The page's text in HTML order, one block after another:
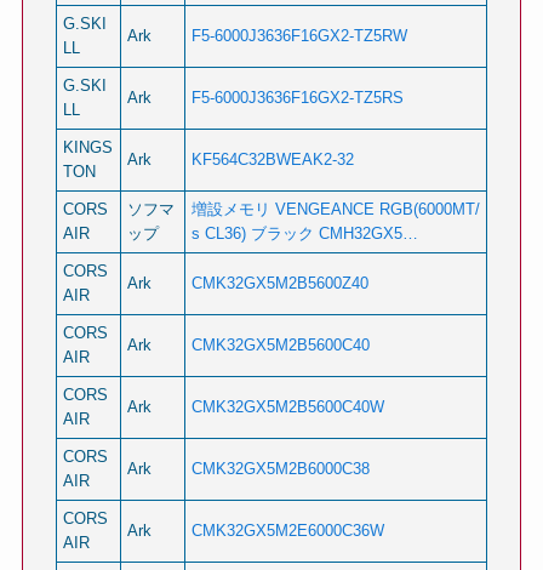
G.SKI
LL
Ark F5-6000J3636F16GX2-TZ5RW
G.SKI
LL
Ark F5-6000J3636F16GX2-TZ5RS
KINGS
TON
Ark KF564C32BWEAK2-32
CORS
AIR
ソフマ
ップ
増設メモリ VENGEANCE RGB(6000MT/
s CL36) ブラック CMH32GX5…
CORS
AIR
Ark CMK32GX5M2B5600Z40
CORS
AIR
Ark CMK32GX5M2B5600C40
CORS
AIR
Ark CMK32GX5M2B5600C40W
CORS
AIR
Ark CMK32GX5M2B6000C38
CORS
AIR
Ark CMK32GX5M2E6000C36W